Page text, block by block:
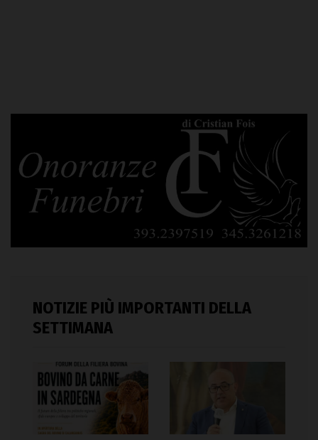
NOTIZIE PIÙ IMPORTANTI DELLA
SETTIMANA